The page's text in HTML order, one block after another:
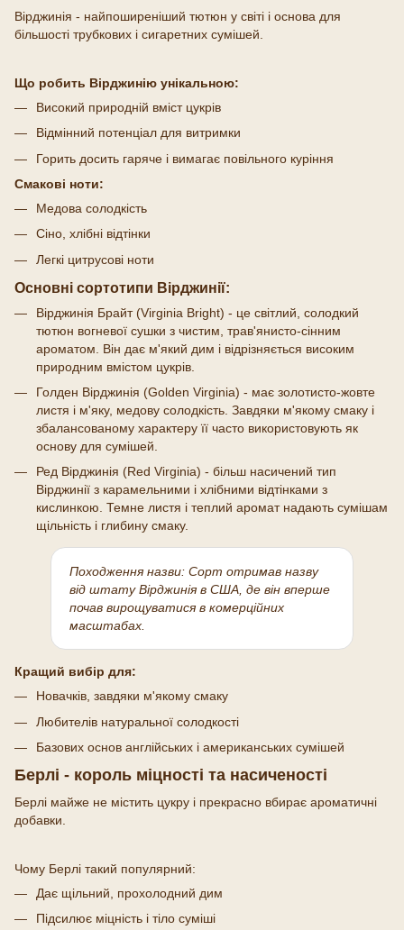
Вірджинія - найпоширеніший тютюн у світі і основа для
більшості трубкових і сигаретних сумішей.
Що робить Вірджинію унікальною:
Високий природній вміст цукрів
Відмінний потенціал для витримки
Горить досить гаряче і вимагає повільного куріння
Смакові ноти:
Медова солодкість
Сіно, хлібні відтінки
Легкі цитрусові ноти
Основні сортотипи Вірджинії:
Вірджинія Брайт (Virginia Bright) - це світлий, солодкий
тютюн вогневої сушки з чистим, трав'янисто-сінним
ароматом. Він дає м'який дим і відрізняється високим
природним вмістом цукрів.
Голден Вірджинія (Golden Virginia) - має золотисто-жовте
листя і м'яку, медову солодкість. Завдяки м'якому смаку і
збалансованому характеру її часто використовують як
основу для сумішей.
Ред Вірджинія (Red Virginia) - більш насичений тип
Вірджинії з карамельними і хлібними відтінками з
кислинкою. Темне листя і теплий аромат надають сумішам
щільність і глибину смаку.
Походження назви: Сорт отримав назву
від штату Вірджинія в США, де він вперше
почав вирощуватися в комерційних
масштабах.
Кращий вибір для:
Новачків, завдяки м'якому смаку
Любителів натуральної солодкості
Базових основ англійських і американських сумішей
Берлі - король міцності та насиченості
Берлі майже не містить цукру і прекрасно вбирає ароматичні
добавки.
Чому Берлі такий популярний:
Дає щільний, прохолодний дим
Підсилює міцність і тіло суміші